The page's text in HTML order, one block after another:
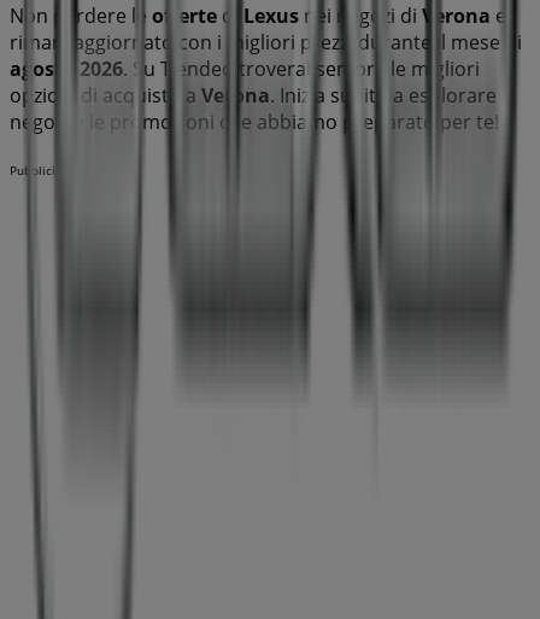
Non perdere le offerte di Lexus nei negozi di Verona e
rimani aggiornato con i migliori prezzi durante il mese di
agosto 2026. Su Tiendeo troverai sempre le migliori
opzioni di acquisto a Verona. Inizia subito a esplorare i
negozi e le promozioni che abbiamo preparato per te!
Pubblicità